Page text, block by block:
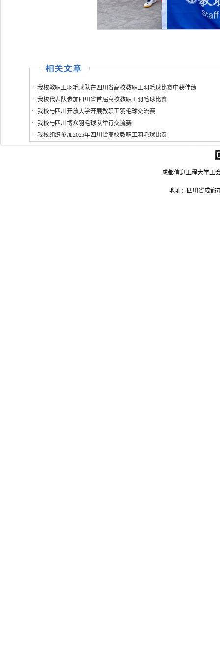
·
我校教职工羽毛球队在四川省高校教职工羽毛球比赛中获佳绩
·
我校代表队参加四川省首届高校教职工羽毛球比赛
·
我校与四川开放大学开展教职工羽毛球交流赛
·
我校与四川博众羽毛球队举行交流赛
·
我校组织参加2025年四川省高校教职工羽毛球比赛
成都信息工程大学
地址：四川省成都